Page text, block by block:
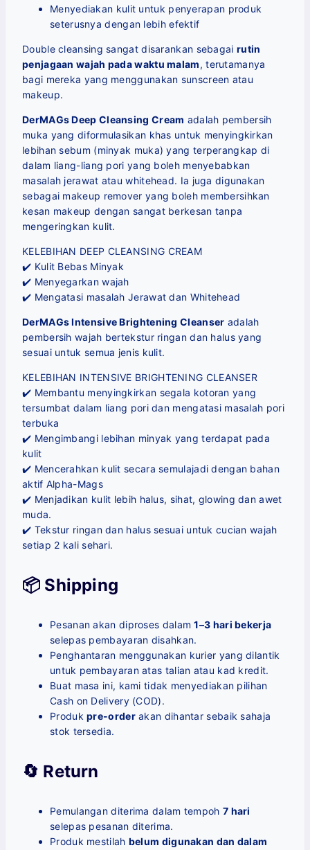
Menyediakan kulit untuk penyerapan produk
seterusnya dengan lebih efektif
Double cleansing sangat disarankan sebagai rutin
penjagaan wajah pada waktu malam, terutamanya
bagi mereka yang menggunakan sunscreen atau
makeup.
DerMAGs Deep Cleansing Cream adalah pembersih
muka yang diformulasikan khas untuk menyingkirkan
lebihan sebum (minyak muka) yang terperangkap di
dalam liang-liang pori yang boleh menyebabkan
masalah jerawat atau whitehead. Ia juga digunakan
sebagai makeup remover yang boleh membersihkan
kesan makeup dengan sangat berkesan tanpa
mengeringkan kulit.
KELEBIHAN DEEP CLEANSING CREAM
✔️ Kulit Bebas Minyak
✔️ Menyegarkan wajah
✔️ Mengatasi masalah Jerawat dan Whitehead
DerMAGs Intensive Brightening Cleanser adalah
pembersih wajah bertekstur ringan dan halus yang
sesuai untuk semua jenis kulit.
KELEBIHAN INTENSIVE BRIGHTENING CLEANSER
✔️ Membantu menyingkirkan segala kotoran yang
tersumbat dalam liang pori dan mengatasi masalah pori
terbuka
✔️ Mengimbangi lebihan minyak yang terdapat pada
kulit
✔️ Mencerahkan kulit secara semulajadi dengan bahan
aktif Alpha-Mags
✔️ Menjadikan kulit lebih halus, sihat, glowing dan awet
muda.
✔️ Tekstur ringan dan halus sesuai untuk cucian wajah
setiap 2 kali sehari.
📦 Shipping
Pesanan akan diproses dalam1–3 hari bekerja
selepas pembayaran disahkan.
Penghantaran menggunakan kurier yang dilantik
untuk pembayaran atas talian atau kad kredit.
Buat masa ini, kami tidak menyediakan pilihan
Cash on Delivery (COD).
Produkpre-orderakan dihantar sebaik sahaja
stok tersedia.
🔄 Return
Pemulangan diterima dalam tempoh 7 hari
selepas pesanan diterima.
Produk mestilah belum digunakan dan dalam